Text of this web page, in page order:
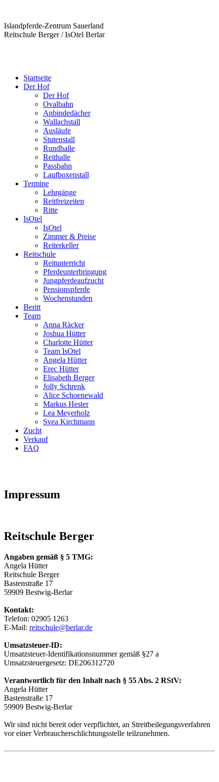
Islandpferde-Zentrum Sauerland
Reitschule Berger / IsOtel Berlar
Startseite
Der Hof
Der Hof
Ovalbahn
Anbindedächer
Wallachstall
Ausläufe
Stutenstall
Rundhalle
Reithalle
Passbahn
Laufboxenstall
Termine
Lehrgänge
Reitfreizeiten
Ritte
IsOtel
IsOtel
Zimmer & Preise
Reiterkeller
Reitschule
Reitunterricht
Pferdeunterbringung
Jungpferdeaufzucht
Pensionspferde
Wochenstunden
Beritt
Team
Anna Räcker
Joshua Hütter
Charlotte Hütter
Team IsOtel
Angela Hütter
Erec Hütter
Elisabeth Berger
Jolly Schrenk
Alice Schoenewald
Markus Hester
Lea Meyerholz
Svea Kirchmann
Zucht
Verkauf
FAQ
Impressum
Reitschule Berger
Angaben gemäß § 5 TMG:
Angela Hütter
Reitschule Berger
Bastenstraße 17
59909 Bestwig-Berlar
Kontakt:
Telefon: 02905 1263
E-Mail: reitschule@berlar.de
Umsatzsteuer-ID:
Umsatzsteuer-Identifikationsnummer gemäß §27 a
Umsatzsteuergesetz: DE206312720
Verantwortlich für den Inhalt nach § 55 Abs. 2 RStV:
Angela Hütter
Bastenstraße 17
59909 Bestwig-Berlar
Wir sind nicht bereit oder verpflichtet, an Streitbeilegungsverfahren
vor einer Verbraucherschlichtungsstelle teilzunehmen.